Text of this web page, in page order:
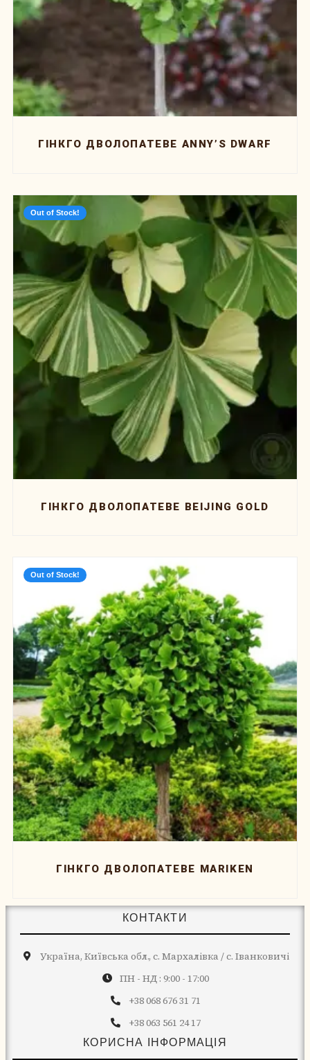
ГІНКГО ДВОЛОПАТЕВЕ ANNY’S DWARF
Out of Stock!
ГІНКГО ДВОЛОПАТЕВЕ BEIJING GOLD
Out of Stock!
ГІНКГО ДВОЛОПАТЕВЕ MARIKEN
КОНТАКТИ
Україна, Київська обл., с. Мархалівка / с. Іванковичі
ПН - НД : 9:00 - 17:00
+38 068 676 31 71
+38 063 561 24 17
КОРИСНА ІНФОРМАЦІЯ